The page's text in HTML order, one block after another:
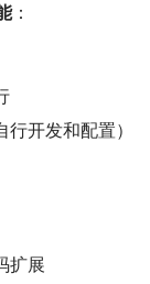
：
开发和配置）
扩展